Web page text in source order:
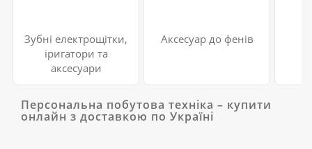
Зубні електрощітки,
іригатори та
аксесуари
Аксесуар до фенів
Персональна побутова техніка – купити
онлайн з доставкою по Україні